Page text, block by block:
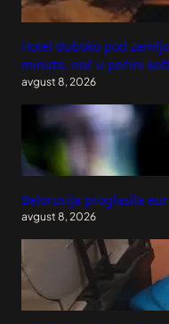
Hotel duboko pod
minuta, noć u pećini
avgust 8, 2026
Belorusija proglasila
avgust 8, 2026